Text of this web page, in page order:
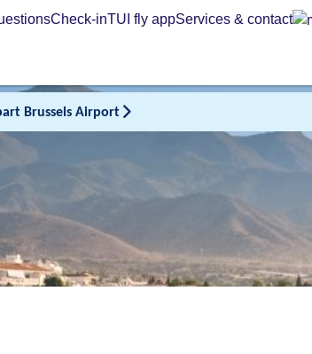
Check-inTUI fly appServices & contact
Brussels Airport